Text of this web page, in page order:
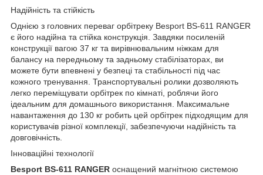
Надійність та стійкість
Однією з головних переваг орбітреку Besport BS-611 RANGER
є його надійна та стійка конструкція. Завдяки посиленій
конструкції вагою 37 кг та вирівнювальним ніжкам для
балансу на передньому та задньому стабілізаторах, ви
можете бути впевнені у безпеці та стабільності під час
кожного тренування. Транспортувальні ролики дозволяють
легко переміщувати орбітрек по кімнаті, роблячи його
ідеальним для домашнього використання. Максимальне
навантаження до 130 кг робить цей орбітрек підходящим для
користувачів різної комплекції, забезпечуючи надійність та
довговічність.
Інноваційні технології
Besport BS-611 RANGER оснащений магнітною системою